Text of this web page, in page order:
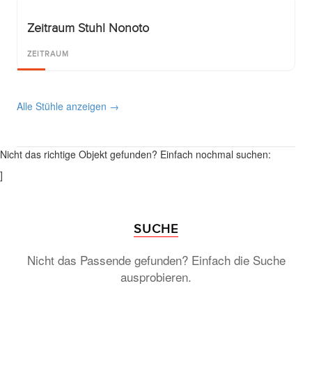
Zeitraum Stuhl Nonoto
ZEITRAUM
Alle Stühle anzeigen →
Nicht das richtige Objekt gefunden? Einfach nochmal suchen:
]
SUCHE
Nicht das Passende gefunden? Einfach die Suche
ausprobieren.